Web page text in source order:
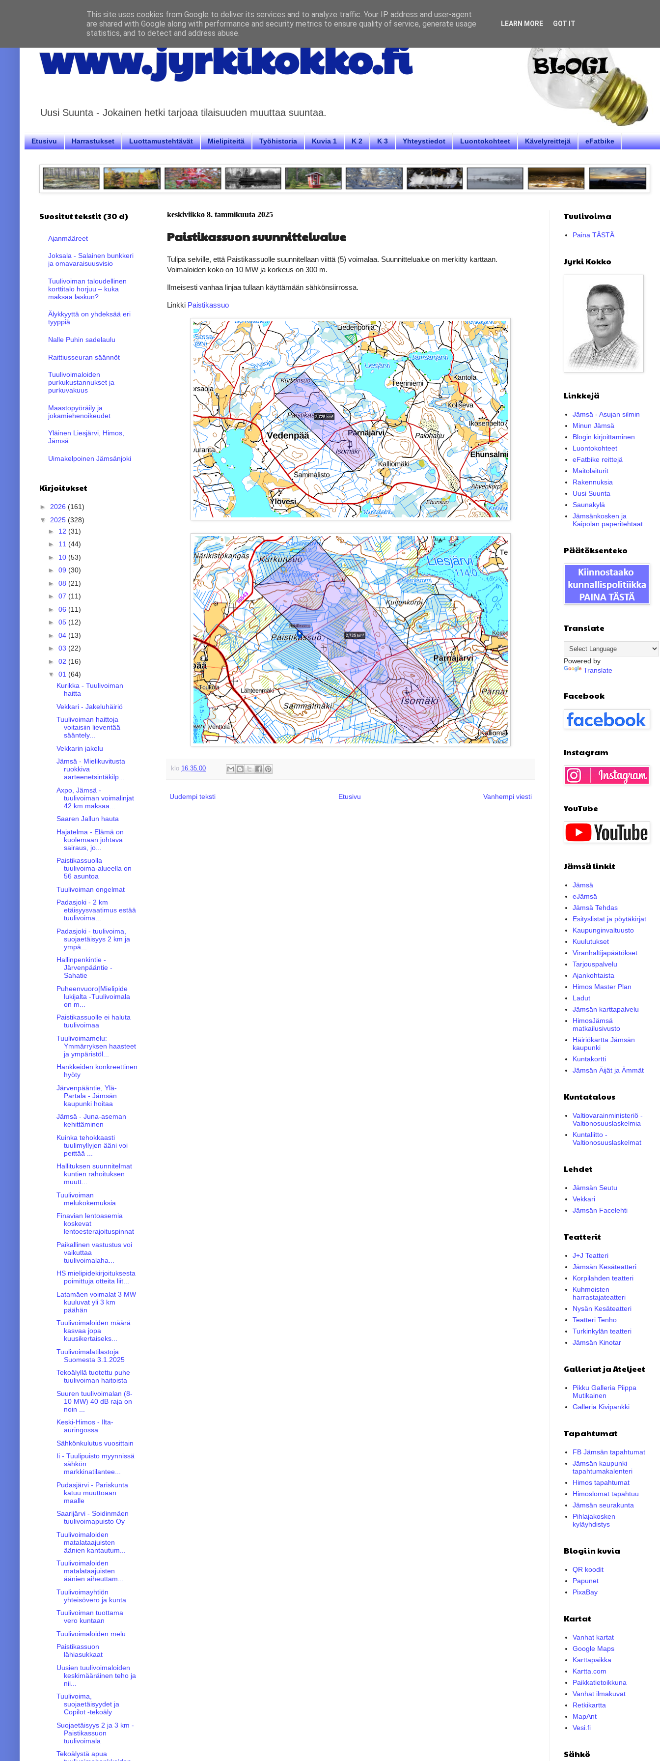
www.jyrkikokko.fi
Uusi Suunta - Jokainen hetki tarjoaa tilaisuuden muuttaa suuntaa.
Etusivu Harrastukset Luottamustehtävät Mielipiteitä Työhistoria Kuvia 1 K 2 K 3 Yhteystiedot Luontokohteet Kävelyreittejä eFatbike
keskiviikko 8. tammikuuta 2025
Paistikassuon suunnittelualue
Tulipa selville, että Paistikassuolle suunnitellaan viittä (5) voimalaa. Suunnittelualue on merkitty karttaan.
Voimaloiden koko on 10 MW ja korkeus on 300 m.
Ilmeisesti vanhaa linjaa tullaan käyttämään sähkönsiirrossa.
Linkki Paistikassuo
klo 16.35.00
Uudempi teksti Vanhempi viesti
Etusivu
Suositut tekstit (30 d)
Ajanmääreet
Joksala - Salainen bunkkeri
ja omavaraisuusvisio
Tuulivoiman taloudellinen
korttitalo horjuu – kuka
maksaa laskun?
Älykkyyttä on yhdeksää eri
tyyppiä
Nalle Puhin sadelaulu
Raittiusseuran säännöt
Tuulivoimaloiden
purkukustannukset ja
purkuvakuus
Maastopyöräily ja
jokamiehenoikeudet
Yläinen Liesjärvi, Himos,
Jämsä
Uimakelpoinen Jämsänjoki
Kirjoitukset
► 2026 (161)
▼ 2025 (328)
► 12 (31)
► 11 (44)
► 10 (53)
► 09 (30)
► 08 (21)
► 07 (11)
► 06 (11)
► 05 (12)
► 04 (13)
► 03 (22)
► 02 (16)
▼ 01 (64)
Kurikka - Tuulivoiman
haitta
Vekkari - Jakeluhäiriö
Tuulivoiman haittoja
voitaisiin lieventää
sääntely...
Vekkarin jakelu
Jämsä - Mielikuvitusta
ruokkiva
aarteenetsintäkilp...
Axpo, Jämsä -
tuulivoiman voimalinjat
42 km maksaa...
Saaren Jallun hauta
Hajatelma - Elämä on
kuolemaan johtava
sairaus, jo...
Paistikassuolla
tuulivoima-alueella on
56 asuntoa
Tuulivoiman ongelmat
Padasjoki - 2 km
etäisyysvaatimus estää
tuulivoima...
Padasjoki - tuulivoima,
suojaetäisyys 2 km ja
ympä...
Hallinpenkintie -
Järvenpääntie -
Sahatie
Puheenvuoro|Mielipide
lukijalta -Tuulivoimala
on m...
Paistikassuolle ei haluta
tuulivoimaa
Tuulivoimamelu:
Ymmärryksen haasteet
ja ympäristöl...
Hankkeiden konkreettinen
hyöty
Järvenpääntie, Ylä-
Partala - Jämsän
kaupunki hoitaa
Jämsä - Juna-aseman
kehittäminen
Kuinka tehokkaasti
tuulimyllyjen ääni voi
peittää ...
Hallituksen suunnitelmat
kuntien rahoituksen
muutt...
Tuulivoiman
melukokemuksia
Finavian lentoasemia
koskevat
lentoesterajoituspinnat
Paikallinen vastustus voi
vaikuttaa
tuulivoimalaha...
HS mielipidekirjoituksesta
poimittuja otteita liit...
Latamäen voimalat 3 MW
kuuluvat yli 3 km
päähän
Tuulivoimaloiden määrä
kasvaa jopa
kuusikertaiseks...
Tuulivoimalatilastoja
Suomesta 3.1.2025
Tekoälyllä tuotettu puhe
tuulivoiman haitoista
Suuren tuulivoimalan (8-
10 MW) 40 dB raja on
noin ...
Keski-Himos - Ilta-
auringossa
Sähkönkulutus vuosittain
Ii - Tuulipuisto myynnissä
sähkön
markkinatilantee...
Pudasjärvi - Pariskunta
katuu muuttoaan
maalle
Saarijärvi - Soidinmäen
tuulivoimapuisto Oy
Tuulivoimaloiden
matalataajuisten
äänien kantautum...
Tuulivoimaloiden
matalataajuisten
äänien aiheuttam...
Tuulivoimayhtiön
yhteisövero ja kunta
Tuulivoiman tuottama
vero kuntaan
Tuulivoimaloiden melu
Paistikassuon
lähiasukkaat
Uusien tuulivoimaloiden
keskimääräinen teho ja
nii...
Tuulivoima,
suojaetäisyydet ja
Copilot -tekoäly
Suojaetäisyys 2 ja 3 km -
Paistikassuon
tuulivoimala
Tekoälystä apua
Tuulivoima
Paina TÄSTÄ
Jyrki Kokko
Linkkejä
Jämsä - Asujan silmin
Minun Jämsä
Blogin kirjoittaminen
Luontokohteet
eFatbike reittejä
Maitolaiturit
Rakennuksia
Uusi Suunta
Saunakylä
Jämsänkosken ja
Kaipolan paperitehtaat
Päätöksenteko
Translate
Powered by
Translate
Facebook
Instagram
YouTube
Jämsä linkit
Jämsä
eJämsä
Jämsä Tehdas
Esityslistat ja pöytäkirjat
Kaupunginvaltuusto
Kuulutukset
Viranhaltijapäätökset
Tarjouspalvelu
Ajankohtaista
Himos Master Plan
Ladut
Jämsän karttapalvelu
HimosJämsä
matkailusivusto
Häiriökartta Jämsän
kaupunki
Kuntakortti
Jämsän Äijät ja Ämmät
Kuntatalous
Valtiovarainministeriö -
Valtionosuuslaskelmia
Kuntaliitto -
Valtionosuuslaskelmat
Lehdet
Jämsän Seutu
Vekkari
Jämsän Facelehti
Teatterit
J+J Teatteri
Jämsän Kesäteatteri
Korpilahden teatteri
Kuhmoisten
harrastajateatteri
Nysän Kesäteatteri
Teatteri Tenho
Turkinkylän teatteri
Jämsän Kinotar
Galleriat ja Ateljeet
Pikku Galleria Piippa
Mutikainen
Galleria Kivipankki
Tapahtumat
FB Jämsän tapahtumat
Jämsän kaupunki
tapahtumakalenteri
Himos tapahtumat
Himoslomat tapahtuu
Jämsän seurakunta
Pihlajakosken
kyläyhdistys
Blogiin kuvia
QR koodit
Papunet
PixaBay
Kartat
Vanhat kartat
Google Maps
Karttapaikka
Kartta.com
Paikkatietoikkuna
Vanhat ilmakuvat
Retkikartta
MapAnt
Vesi.fi
Sähkö
This site uses cookies from Google to deliver its services and to analyze traffic. Your IP address and user-agent
are shared with Google along with performance and security metrics to ensure quality of service, generate usage
statistics, and to detect and address abuse.
LEARN MORE GOT IT